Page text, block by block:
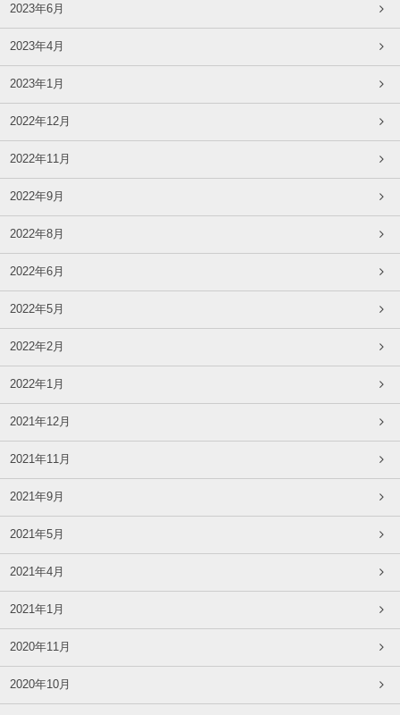
2023年6月
2023年4月
2023年1月
2022年12月
2022年11月
2022年9月
2022年8月
2022年6月
2022年5月
2022年2月
2022年1月
2021年12月
2021年11月
2021年9月
2021年5月
2021年4月
2021年1月
2020年11月
2020年10月